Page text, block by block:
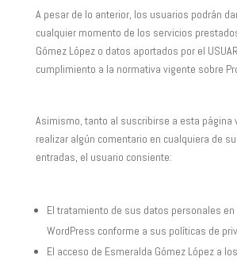
A pesar de lo anterior, los usuarios podrán
cualquier momento de los servicios
Gómez López o datos aportados por el
cumplimiento a la normativa vigente sobre
Asimismo, tanto al suscribirse a esta página
realizar algún comentario en cualquiera de
entradas, el usuario consiente:
El tratamiento de sus datos personales en
WordPress conforme a sus políticas de
El acceso de Esmeralda Gómez López a